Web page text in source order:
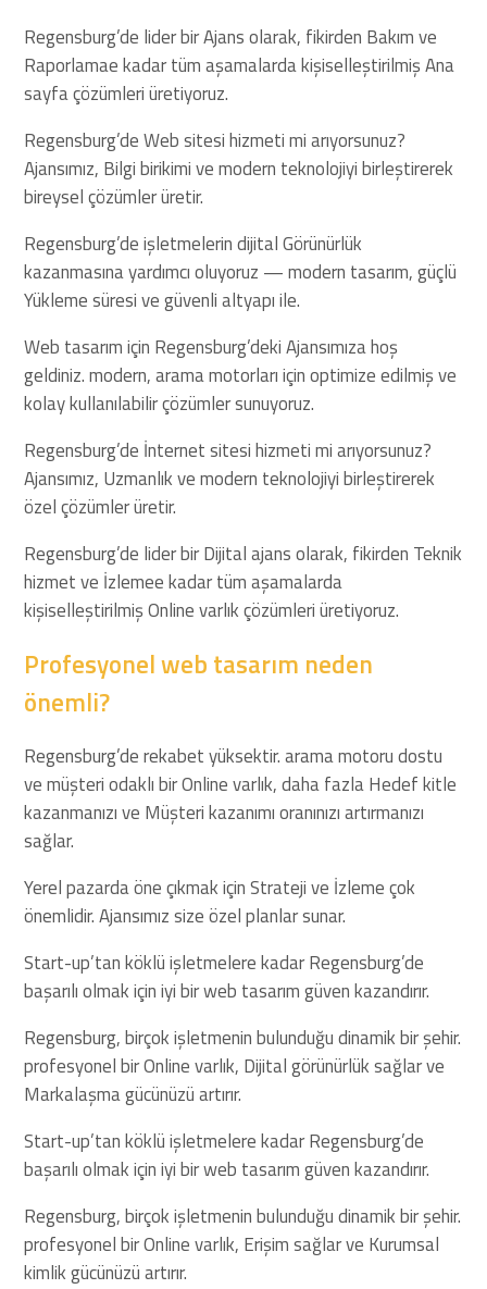
Regensburg’de lider bir Ajans olarak, fikirden Bakım ve
Raporlamae kadar tüm aşamalarda kişiselleştirilmiş Ana
sayfa çözümleri üretiyoruz.
Regensburg’de Web sitesi hizmeti mi arıyorsunuz?
Ajansımız, Bilgi birikimi ve modern teknolojiyi birleştirerek
bireysel çözümler üretir.
Regensburg’de işletmelerin dijital Görünürlük
kazanmasına yardımcı oluyoruz — modern tasarım, güçlü
Yükleme süresi ve güvenli altyapı ile.
Web tasarım için Regensburg’deki Ajansımıza hoş
geldiniz. modern, arama motorları için optimize edilmiş ve
kolay kullanılabilir çözümler sunuyoruz.
Regensburg’de İnternet sitesi hizmeti mi arıyorsunuz?
Ajansımız, Uzmanlık ve modern teknolojiyi birleştirerek
özel çözümler üretir.
Regensburg’de lider bir Dijital ajans olarak, fikirden Teknik
hizmet ve İzlemee kadar tüm aşamalarda
kişiselleştirilmiş Online varlık çözümleri üretiyoruz.
Profesyonel web tasarım neden
önemli?
Regensburg’de rekabet yüksektir. arama motoru dostu
ve müşteri odaklı bir Online varlık, daha fazla Hedef kitle
kazanmanızı ve Müşteri kazanımı oranınızı artırmanızı
sağlar.
Yerel pazarda öne çıkmak için Strateji ve İzleme çok
önemlidir. Ajansımız size özel planlar sunar.
Start-up’tan köklü işletmelere kadar Regensburg’de
başarılı olmak için iyi bir web tasarım güven kazandırır.
Regensburg, birçok işletmenin bulunduğu dinamik bir şehir.
profesyonel bir Online varlık, Dijital görünürlük sağlar ve
Markalaşma gücünüzü artırır.
Start-up’tan köklü işletmelere kadar Regensburg’de
başarılı olmak için iyi bir web tasarım güven kazandırır.
Regensburg, birçok işletmenin bulunduğu dinamik bir şehir.
profesyonel bir Online varlık, Erişim sağlar ve Kurumsal
kimlik gücünüzü artırır.